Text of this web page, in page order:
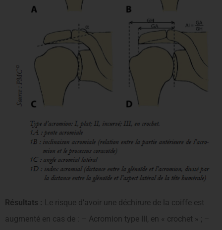
Résultats : Le risque d’avoir une déchirure de la coiffe est
augmenté en cas de : – Acromion type III, en « crochet » ; –